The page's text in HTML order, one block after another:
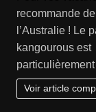
recommande
l’Australie ! Le
kangourous est
Voir article